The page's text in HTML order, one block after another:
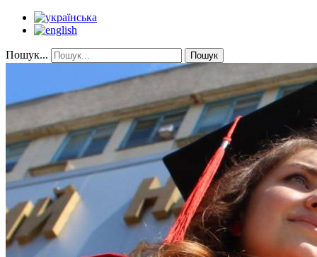
Пошук... Пошук